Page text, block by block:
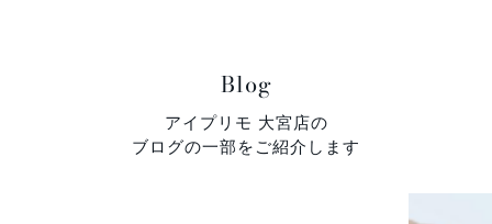
Blog
アイプリモ 大宮店の
ブログの一部をご紹介します